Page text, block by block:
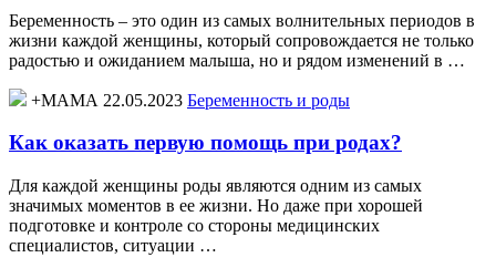
Беременность – это один из самых волнительных периодов в
жизни каждой женщины, который сопровождается не только
радостью и ожиданием малыша, но и рядом изменений в …
+МАМА 22.05.2023 Беременность и роды
Как оказать первую помощь при родах?
Для каждой женщины роды являются одним из самых
значимых моментов в ее жизни. Но даже при хорошей
подготовке и контроле со стороны медицинских
специалистов, ситуации …